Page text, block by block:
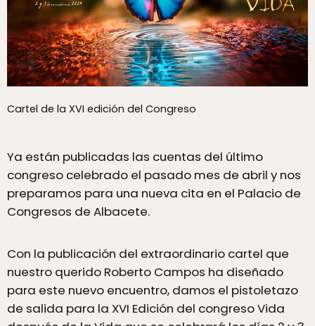
Cartel de la XVI edición del Congreso
Ya están publicadas las cuentas del último
congreso celebrado el pasado mes de abril y nos
preparamos para una nueva cita en el Palacio de
Congresos de Albacete.
Con la publicación del extraordinario cartel que
nuestro querido Roberto Campos ha diseñado
para este nuevo encuentro, damos el pistoletazo
de salida para la XVI Edición del congreso Vida